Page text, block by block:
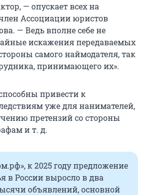
— опускает всех на
Ассоциации юристов
— Ведь вполне себе не
искажения передаваемых
самого наймодателя, так
принимающего их».
привести к
уже для нанимателей,
претензий со стороны
и т. д.
к 2025 году предложение
в России выросло в два
объявлений, основной